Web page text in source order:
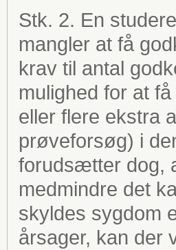
Stk. 2. En
mangler at få
krav til antal
mulighed for at
eller flere ekstra
prøveforsøg) i
forudsætter dog,
medmindre det
skyldes sygdom
årsager, kan der